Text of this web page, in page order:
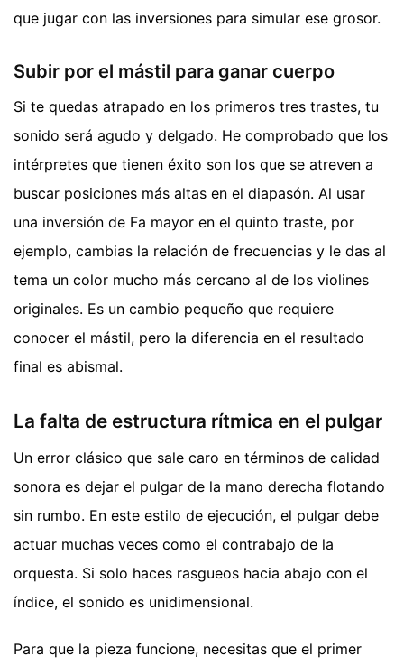
que jugar con las inversiones para simular ese grosor.
Subir por el mástil para ganar cuerpo
Si te quedas atrapado en los primeros tres trastes, tu
sonido será agudo y delgado. He comprobado que los
intérpretes que tienen éxito son los que se atreven a
buscar posiciones más altas en el diapasón. Al usar
una inversión de Fa mayor en el quinto traste, por
ejemplo, cambias la relación de frecuencias y le das al
tema un color mucho más cercano al de los violines
originales. Es un cambio pequeño que requiere
conocer el mástil, pero la diferencia en el resultado
final es abismal.
La falta de estructura rítmica en el pulgar
Un error clásico que sale caro en términos de calidad
sonora es dejar el pulgar de la mano derecha flotando
sin rumbo. En este estilo de ejecución, el pulgar debe
actuar muchas veces como el contrabajo de la
orquesta. Si solo haces rasgueos hacia abajo con el
índice, el sonido es unidimensional.
Para que la pieza funcione, necesitas que el primer